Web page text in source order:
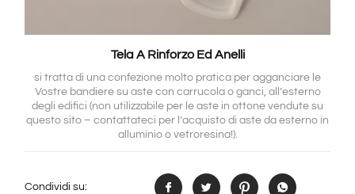
Tela A Rinforzo Ed Anelli
si tratta di una confezione molto pratica per agganciare le
Vostre bandiere su aste con carrucola o ganci, all’esterno
degli edifici (non utilizzabile per le aste in ottone vendute su
questo sito – contattateci per l’acquisto di aste da esterno in
alluminio o vetroresina!).
Condividi su: